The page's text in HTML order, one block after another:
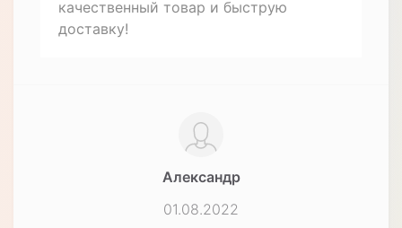
качественный товар и быструю
доставку!
Александр
01.08.2022